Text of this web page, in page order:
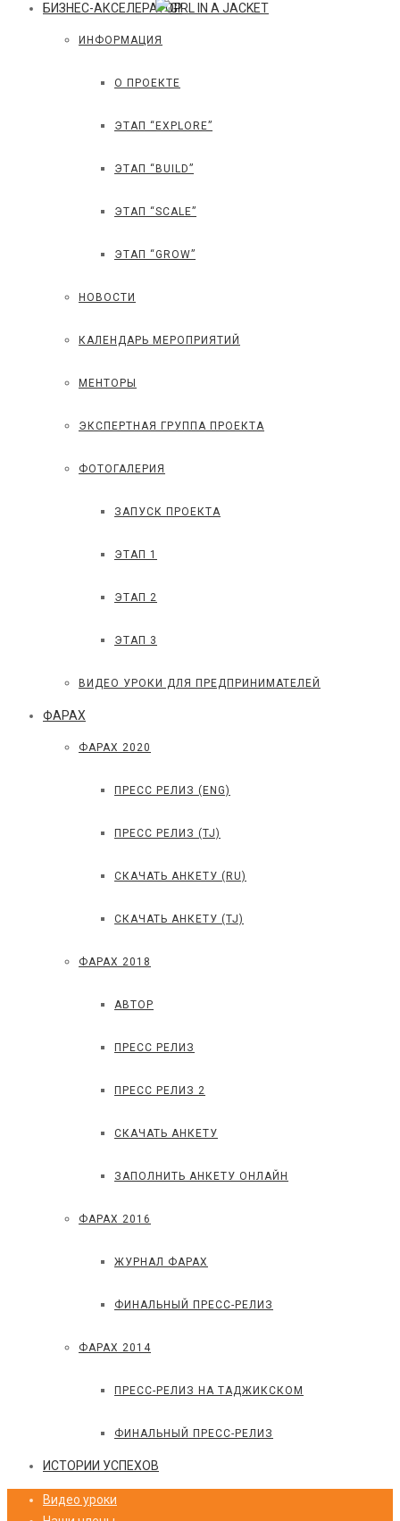
БИЗНЕС-АКСЕЛЕРАТОР
ИНФОРМАЦИЯ
О ПРОЕКТЕ
ЭТАП “EXPLORE”
ЭТАП “BUILD”
ЭТАП “SCALE”
ЭТАП “GROW”
НОВОСТИ
КАЛЕНДАРЬ МЕРОПРИЯТИЙ
МЕНТОРЫ
ЭКСПЕРТНАЯ ГРУППА ПРОЕКТА
ФОТОГАЛЕРИЯ
ЗАПУСК ПРОЕКТА
ЭТАП 1
ЭТАП 2
ЭТАП 3
ВИДЕО УРОКИ ДЛЯ ПРЕДПРИНИМАТЕЛЕЙ
ФАРАХ
ФАРАХ 2020
ПРЕСС РЕЛИЗ (ENG)
ПРЕСС РЕЛИЗ (TJ)
СКАЧАТЬ АНКЕТУ (RU)
СКАЧАТЬ АНКЕТУ (TJ)
ФАРАХ 2018
АВТОР
ПРЕСС РЕЛИЗ
ПРЕСС РЕЛИЗ 2
СКАЧАТЬ АНКЕТУ
ЗАПОЛНИТЬ АНКЕТУ ОНЛАЙН
ФАРАХ 2016
ЖУРНАЛ ФАРАХ
ФИНАЛЬНЫЙ ПРЕСС-РЕЛИЗ
ФАРАХ 2014
ПРЕСС-РЕЛИЗ НА ТАДЖИКСКОМ
ФИНАЛЬНЫЙ ПРЕСС-РЕЛИЗ
ИСТОРИИ УСПЕХОВ
Видео уроки